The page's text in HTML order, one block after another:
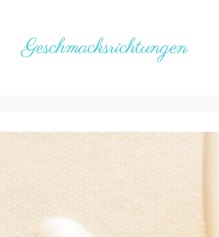
Geschmacksrichtungen